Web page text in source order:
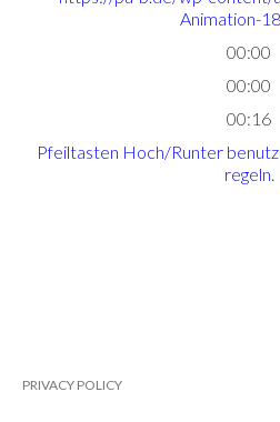
Animation-
00:00
00:00
00:16
Pfeiltasten Hoch/Runter
regeln.
PRIVACY POLICY